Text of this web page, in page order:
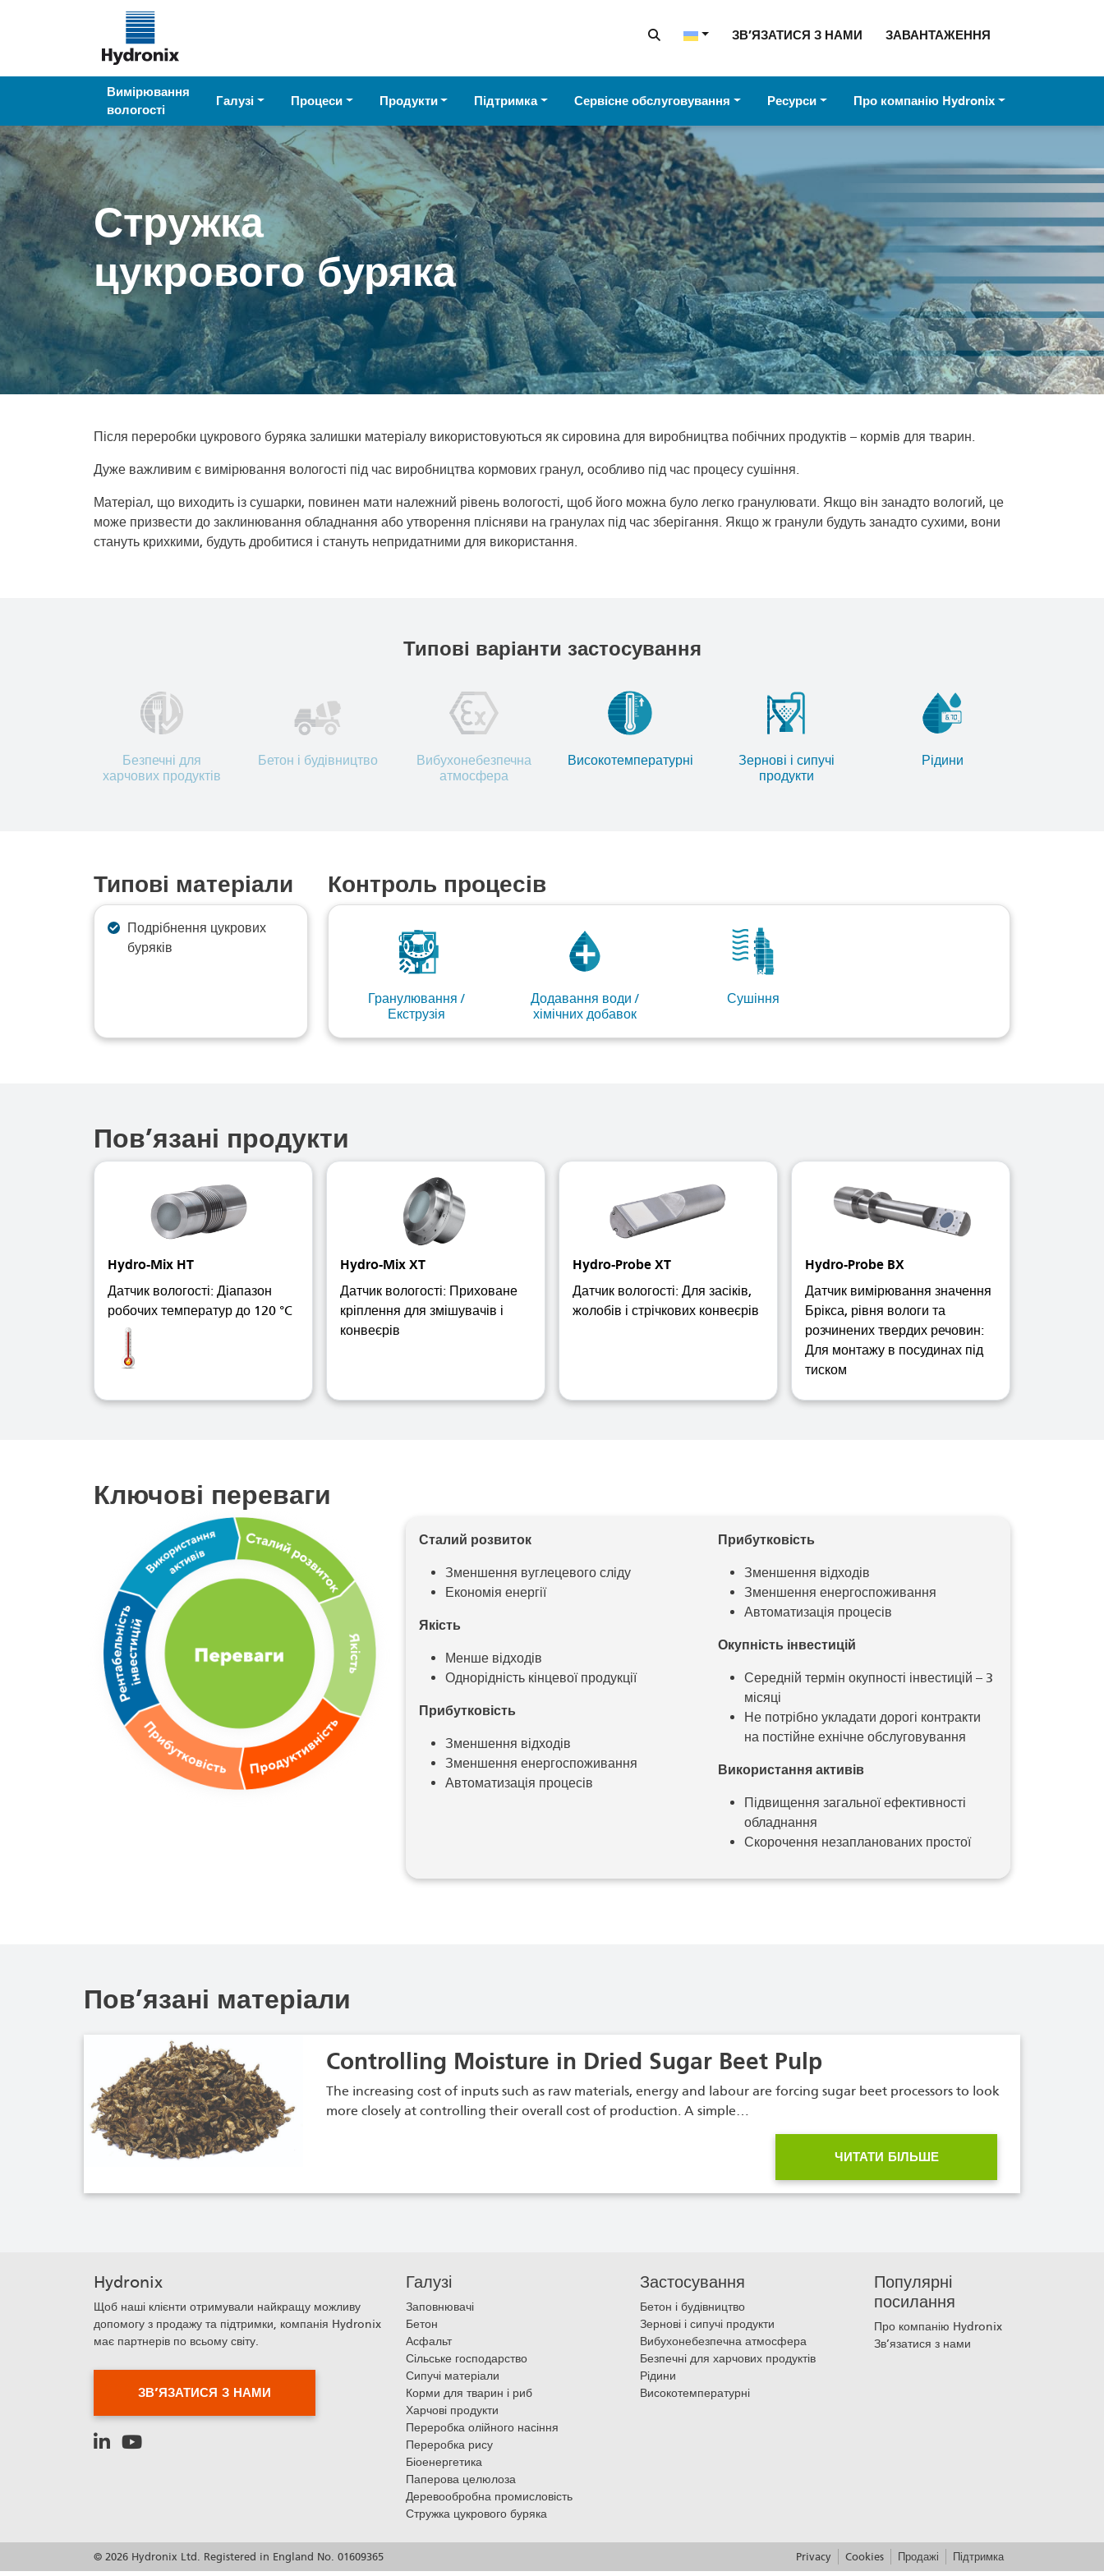
ЗВ’ЯЗАТИСЯ З НАМИ ЗАВАНТАЖЕННЯ
Вимірювання
вологості
Галузі Процеси Продукти Підтримка Сервісне обслуговування Ресурси Про компанію Hydronix
Стружка
цукрового буряка
Після переробки цукрового буряка залишки матеріалу використовуються як сировина для виробництва побічних продуктів – кормів для тварин.
Дуже важливим є вимірювання вологості під час виробництва кормових гранул, особливо під час процесу сушіння.
Матеріал, що виходить із сушарки, повинен мати належний рівень вологості, щоб його можна було легко гранулювати. Якщо він занадто вологий, це
може призвести до заклинювання обладнання або утворення плісняви на гранулах під час зберігання. Якщо ж гранули будуть занадто сухими, вони
стануть крихкими, будуть дробитися і стануть непридатними для використання.
Типові варіанти застосування
Безпечні для
харчових продуктів
Бетон і будівництво
Вибухонебезпечна
атмосфера
Високотемпературні
Зернові і сипучі
продукти
Рідини
Типові матеріали
Подрібнення цукрових
буряків
Контроль процесів
Гранулювання /
Екструзія
Додавання води /
хімічних добавок
Сушіння
Пов’язані продукти
Hydro-Mix HT
Датчик вологості: Діапазон
робочих температур до 120 °C
Hydro-Mix XT
Датчик вологості: Приховане
кріплення для змішувачів і
конвеєрів
Hydro-Probe XT
Датчик вологості: Для засіків,
жолобів і стрічкових конвеєрів
Hydro-Probe BX
Датчик вимірювання значення
Брікса, рівня вологи та
розчинених твердих речовин:
Для монтажу в посудинах під
тиском
Ключові переваги
Сталий розвиток
Зменшення вуглецевого сліду
Економія енергії
Якість
Менше відходів
Однорідність кінцевої продукції
Прибутковість
Зменшення відходів
Зменшення енергоспоживання
Автоматизація процесів
Прибутковість
Зменшення відходів
Зменшення енергоспоживання
Автоматизація процесів
Окупність інвестицій
Середній термін окупності інвестицій – 3
місяці
Не потрібно укладати дорогі контракти
на постійне ехнічне обслуговування
Використання активів
Підвищення загальної ефективності
обладнання
Скорочення незапланованих простої
Пов’язані матеріали
Controlling Moisture in Dried Sugar Beet Pulp
The increasing cost of inputs such as raw materials, energy and labour are forcing sugar beet processors to look
more closely at controlling their overall cost of production. A simple…
ЧИТАТИ БІЛЬШЕ
Hydronix
Щоб наші клієнти отримували найкращу можливу
допомогу з продажу та підтримки, компанія Hydronix
має партнерів по всьому світу.
ЗВ’ЯЗАТИСЯ З НАМИ
Галузі
Заповнювачі
Бетон
Асфальт
Сільське господарство
Сипучі матеріали
Корми для тварин і риб
Харчові продукти
Переробка олійного насіння
Переробка рису
Біоенергетика
Паперова целюлоза
Деревообробна промисловість
Стружка цукрового буряка
Застосування
Бетон і будівництво
Зернові і сипучі продукти
Вибухонебезпечна атмосфера
Безпечні для харчових продуктів
Рідини
Високотемпературні
Популярні
посилання
Про компанію Hydronix
Зв’язатися з нами
© 2026 Hydronix Ltd. Registered in England No. 01609365 Privacy Cookies Продажі Підтримка